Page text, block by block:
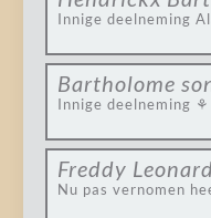
Innige deelneming
Bartholome
Innige deelneming ⚘️
Freddy
Nu pas vernomen